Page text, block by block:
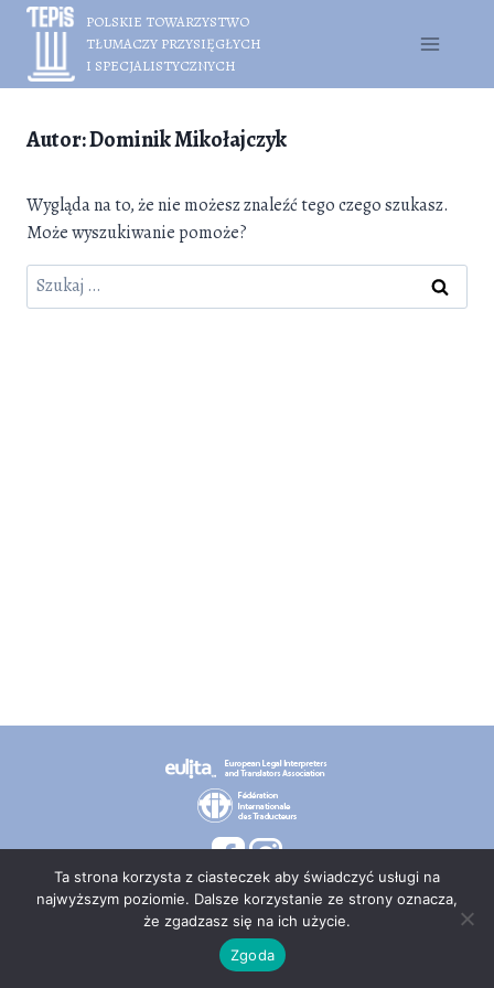
Przejdź
treści
POLSKIE TOWARZYSTWO
TŁUMACZY PRZYSIĘGŁYCH
I SPECJALISTYCZNYCH
Autor: Dominik Mikołajczyk
Wygląda na to, że nie możesz znaleźć tego czego szukasz.
Może wyszukiwanie pomoże?
Szukaj:
© 2026 PT TEPIS
Ta strona korzysta z ciasteczek aby świadczyć usługi na
najwyższym poziomie. Dalsze korzystanie ze strony oznacza,
że zgadzasz się na ich użycie.
Zgoda